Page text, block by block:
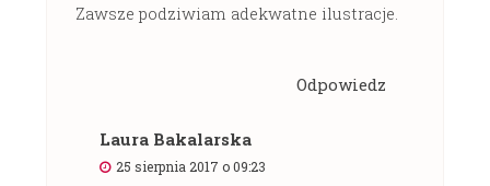
Zawsze podziwiam adekwatne ilustracje.
Odpowiedz
Laura Bakalarska
25 sierpnia 2017 o 09:23